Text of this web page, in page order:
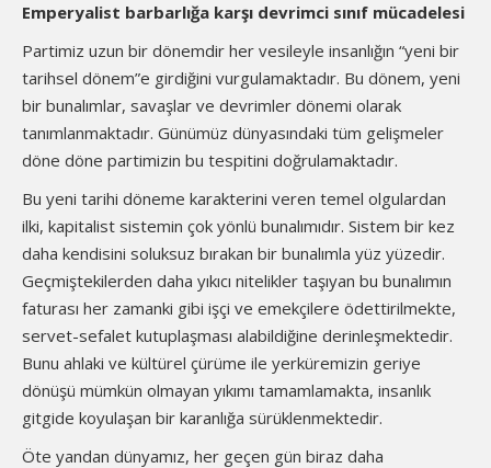
Emperyalist barbarlığa karşı devrimci sınıf mücadelesi
Partimiz uzun bir dönemdir her vesileyle insanlığın “yeni bir
tarihsel dönem”e girdiğini vurgulamaktadır. Bu dönem, yeni
bir bunalımlar, savaşlar ve devrimler dönemi olarak
tanımlanmaktadır. Günümüz dünyasındaki tüm gelişmeler
döne döne partimizin bu tespitini doğrulamaktadır.
Bu yeni tarihi döneme karakterini veren temel olgulardan
ilki, kapitalist sistemin çok yönlü bunalımıdır. Sistem bir kez
daha kendisini soluksuz bırakan bir bunalımla yüz yüzedir.
Geçmiştekilerden daha yıkıcı nitelikler taşıyan bu bunalımın
faturası her zamanki gibi işçi ve emekçilere ödettirilmekte,
servet-sefalet kutuplaşması alabildiğine derinleşmektedir.
Bunu ahlaki ve kültürel çürüme ile yerküremizin geriye
dönüşü mümkün olmayan yıkımı tamamlamakta, insanlık
gitgide koyulaşan bir karanlığa sürüklenmektedir.
Öte yandan dünyamız, her geçen gün biraz daha